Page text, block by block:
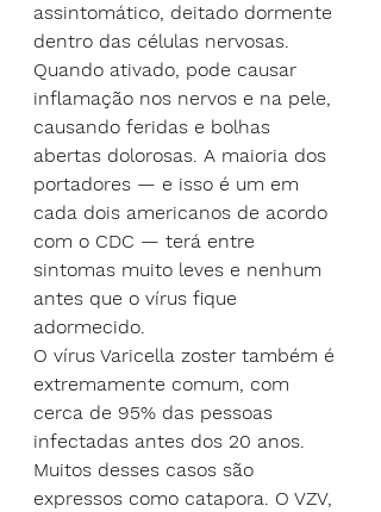
assintomático, deitado dormente
dentro das células nervosas.
Quando ativado, pode causar
inflamação nos nervos e na pele,
causando feridas e bolhas
abertas dolorosas. A maioria dos
portadores — e isso é um em
cada dois americanos de acordo
com o CDC — terá entre
sintomas muito leves e nenhum
antes que o vírus fique
adormecido.
O vírus Varicella zoster também é
extremamente comum, com
cerca de 95% das pessoas
infectadas antes dos 20 anos.
Muitos desses casos são
expressos como catapora. O VZV,